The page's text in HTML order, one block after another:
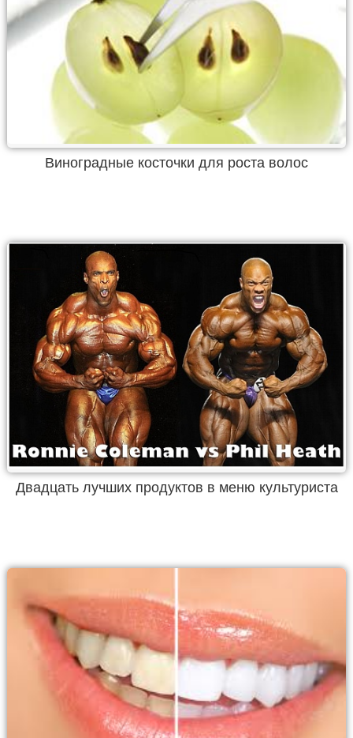
Виноградные косточки для роста волос
Двадцать лучших продуктов в меню культуриста